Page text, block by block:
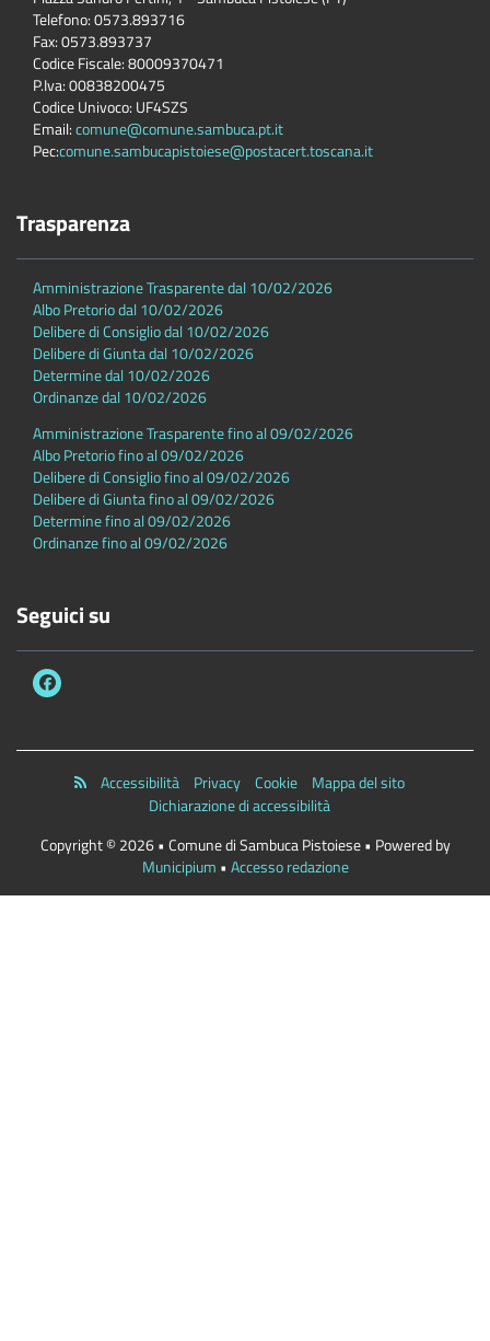
Telefono: 0573.893716
Fax: 0573.893737
Codice Fiscale: 80009370471
P.Iva: 00838200475
Codice Univoco: UF4SZS
Email:comune@comune.sambuca.pt.it
Pec:comune.sambucapistoiese@postacert.toscana.it
Trasparenza
Amministrazione Trasparente dal 10/02/2026
Albo Pretorio dal 10/02/2026
Delibere di Consiglio dal 10/02/2026
Delibere di Giunta dal 10/02/2026
Determine dal 10/02/2026
Ordinanze dal 10/02/2026
Amministrazione Trasparente fino al 09/02/2026
Albo Pretorio fino al 09/02/2026
Delibere di Consiglio fino al 09/02/2026
Delibere di Giunta fino al 09/02/2026
Determine fino al 09/02/2026
Ordinanze fino al 09/02/2026
Seguici su
Accessibilità Privacy Cookie
Mappa del sito
Dichiarazione di accessibilità
Copyright © 2026 • Comune di Sambuca Pistoiese • Powered by
Municipium • Accesso redazione